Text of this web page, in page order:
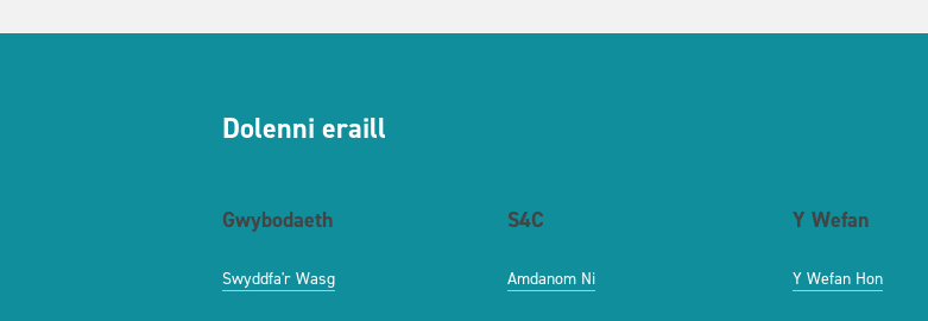
Dolenni eraill
Gwybodaeth
Swyddfa'r Wasg
S4C
Amdanom Ni
Y Wefan
Y Wefan Hon